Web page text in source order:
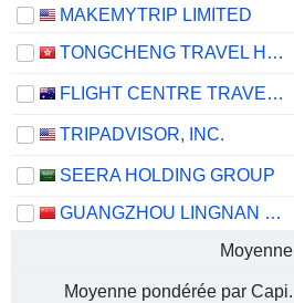
MAKEMYTRIP LIMITED
TONGCHENG TRAVEL HOLDINGS LIMITED
FLIGHT CENTRE TRAVEL GROUP LIMITED
TRIPADVISOR, INC.
SEERA HOLDING GROUP
GUANGZHOU LINGNAN GROUP HOLDINGS COMPANY LIMITED
Moyenne
Moyenne pondérée par Capi.